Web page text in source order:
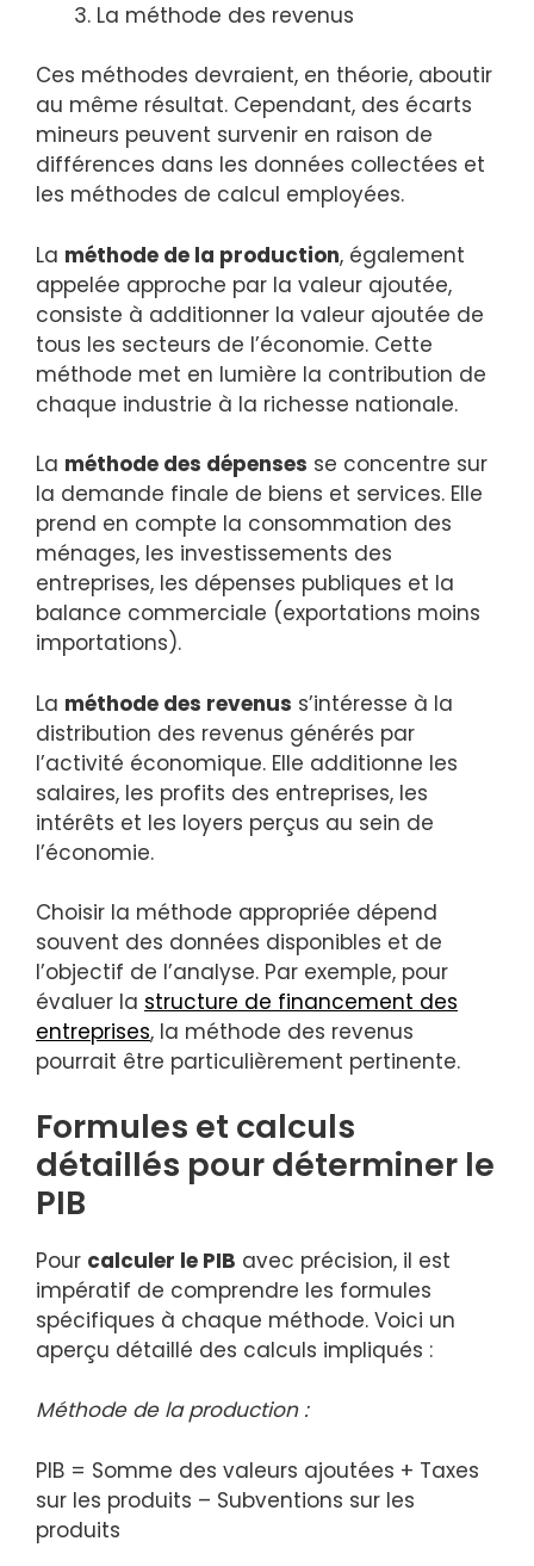
La méthode des revenus
Ces méthodes devraient, en théorie, aboutir
au même résultat. Cependant, des écarts
mineurs peuvent survenir en raison de
différences dans les données collectées et
les méthodes de calcul employées.
La méthode de la production, également
appelée approche par la valeur ajoutée,
consiste à additionner la valeur ajoutée de
tous les secteurs de l’économie. Cette
méthode met en lumière la contribution de
chaque industrie à la richesse nationale.
La méthode des dépenses se concentre sur
la demande finale de biens et services. Elle
prend en compte la consommation des
ménages, les investissements des
entreprises, les dépenses publiques et la
balance commerciale (exportations moins
importations).
La méthode des revenus s’intéresse à la
distribution des revenus générés par
l’activité économique. Elle additionne les
salaires, les profits des entreprises, les
intérêts et les loyers perçus au sein de
l’économie.
Choisir la méthode appropriée dépend
souvent des données disponibles et de
l’objectif de l’analyse. Par exemple, pour
évaluer la structure de financement des
entreprises, la méthode des revenus
pourrait être particulièrement pertinente.
Formules et calculs
détaillés pour déterminer le
PIB
Pour calculer le PIB avec précision, il est
impératif de comprendre les formules
spécifiques à chaque méthode. Voici un
aperçu détaillé des calculs impliqués :
Méthode de la production :
PIB = Somme des valeurs ajoutées + Taxes
sur les produits – Subventions sur les
produits